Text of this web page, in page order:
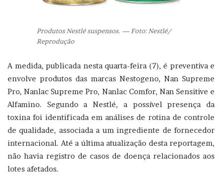
Produtos Nestlé suspensos. — Foto: Nestlé/
Reprodução
A medida, publicada nesta quarta-feira (7), é preventiva e
envolve produtos das marcas Nestogeno, Nan Supreme
Pro, Nanlac Supreme Pro, Nanlac Comfor, Nan Sensitive e
Alfamino. Segundo a Nestlé, a possível presença da
toxina foi identificada em análises de rotina de controle
de qualidade, associada a um ingrediente de fornecedor
internacional. Até a última atualização desta reportagem,
não havia registro de casos de doença relacionados aos
lotes afetados.